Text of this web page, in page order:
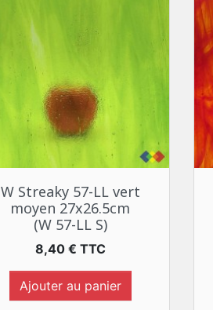
Aperçu rapide
W Streaky 57-LL vert
moyen 27x26.5cm
(W 57-LL S)
Prix
8,40 € TTC
Ajouter au panier